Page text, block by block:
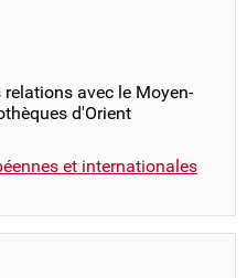
avec le Moyen-
d'Orient
et internationales